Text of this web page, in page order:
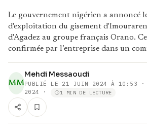
Le gouvernement nigérien a annoncé
d'exploitation du gisement
d'Agadez au groupe français Orano.
confirmée par l’entreprise dans un
MM
Mehdi Messaoudi
PUBLIÉ LE 21 JUIN 2024 À 10:53 ·
2024
· 1 MIN DE LECTURE